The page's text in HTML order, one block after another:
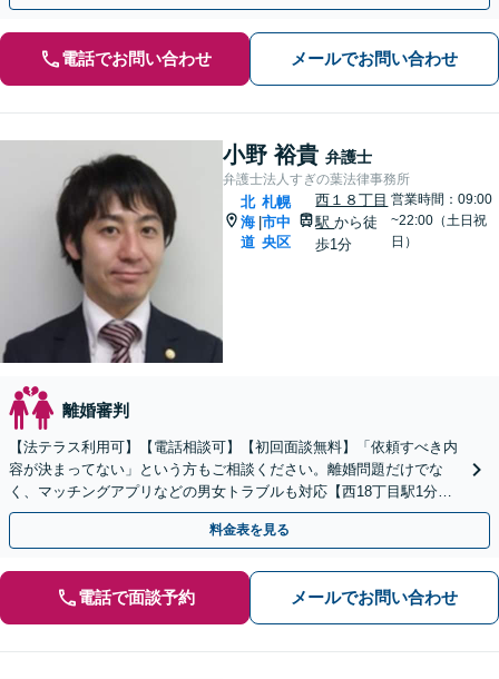
電話でお問い合わせ メールでお問い合わせ
小野 裕貴 弁護士
弁護士法人すぎの葉法律事務所
北
海
道
|
札幌
市中
央区
西１８丁目
駅から徒
歩1分
営業時間：09:00
~22:00（土日祝
日）
離婚審判
【法テラス利用可】【電話相談可】【初回面談無料】「依頼すべき内
容が決まってない」という方もご相談ください。離婚問題だけでな
く、マッチングアプリなどの男女トラブルも対応【西18丁目駅1分】
相談者さま一人ひとりと向き合います【弁護士5人在籍】
料金表を見る
電話で面談予約 メールでお問い合わせ